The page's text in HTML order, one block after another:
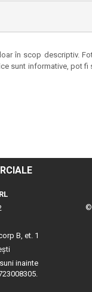
în scop descriptiv.
sunt informative, pot
B, et. 1
inainte